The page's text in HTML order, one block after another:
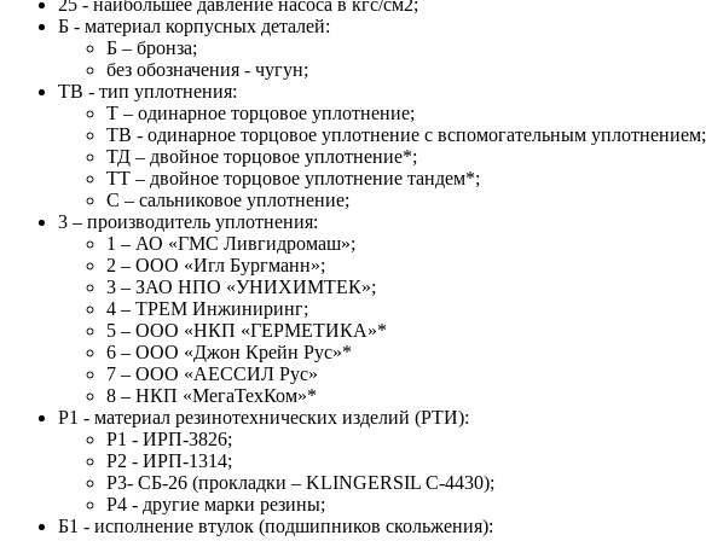
25 - наибольшее давление насоса в кгс/см2;
Б - материал корпусных деталей:
Б – бронза;
без обозначения - чугун;
ТВ - тип уплотнения:
Т – одинарное торцовое уплотнение;
ТВ - одинарное торцовое уплотнение с вспомогательным уплотнением;
ТД – двойное торцовое уплотнение*;
ТТ – двойное торцовое уплотнение тандем*;
С – сальниковое уплотнение;
3 – производитель уплотнения:
1 – АО «ГМС Ливгидромаш»;
2 – ООО «Игл Бургманн»;
3 – ЗАО НПО «УНИХИМТЕК»;
4 – ТРЕМ Инжиниринг;
5 – ООО «НКП «ГЕРМЕТИКА»*
6 – ООО «Джон Крейн Рус»*
7 – ООО «АЕССИЛ Рус»
8 – НКП «МегаТехКом»*
Р1 - материал резинотехнических изделий (РТИ):
Р1 - ИРП-3826;
Р2 - ИРП-1314;
Р3- СБ-26 (прокладки – KLINGERSIL C-4430);
Р4 - другие марки резины;
Б1 - исполнение втулок (подшипников скольжения):